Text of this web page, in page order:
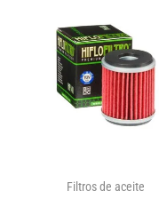
Filtros de aceite